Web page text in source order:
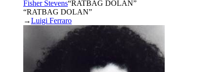
Fisher Stevens“RATBAG DOLAN”
“RATBAG DOLAN”
→Luigi Ferraro